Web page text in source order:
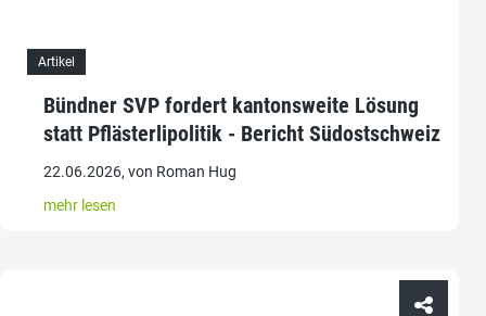
Artikel
Bündner SVP fordert kantonsweite Lösung
statt Pflästerlipolitik - Bericht Südostschweiz
22.06.2026, von Roman Hug
mehr lesen